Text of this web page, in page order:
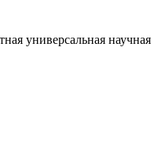
универсальная научная